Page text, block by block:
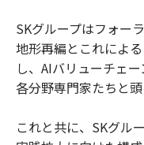
SKグループはフォー
地形再編とこれによ
し、AIバリューチェ
各分野専門家たちと頭
これと共に、SKグル